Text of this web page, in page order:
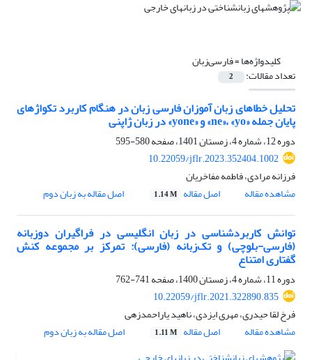
کلیدواژه‌ها =فارسی‌زبان
تعداد مقالات: 2
تحلیل خطاهای زبان آموزان فارسی زبان در هنگام کاربرد تکواژهای
پایان جمله «ne»، «yo» و «yone» در زبان ژاپنی
دوره 12، شماره 4، زمستان 1401، صفحه
580-595
10.22059/jflr.2023.352404.1002
فرزانه مرادی، فاطمه مفاخریان
مشاهده مقاله
اصل مقاله 1.14 M اصل مقاله به زبان دوم
توانش کاربرد‌شناسی در زبان انگلیسی در فراگیران دو‌زبانه
(فارسی-بلوچی) و تک‌زبانه (فارسی): تمرکز بر مجموعه کنش
گفتاری امتناع
دوره 11، شماره 4، زمستان 1400، صفحه
741-762
10.22059/jflr.2021.322890.835
فرخ لقا حیدری، مهری ایزدی، ناهید یار‌احمد‌زهی
مشاهده مقاله
اصل مقاله 1.11 M اصل مقاله به زبان دوم